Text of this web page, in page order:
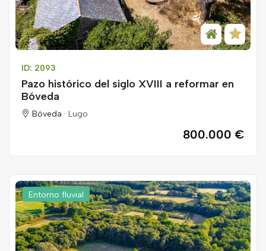
ID: 2093
Pazo histórico del siglo XVIII a reformar en
Bóveda
Bóveda · Lugo
800.000 €
Entorno fluvial